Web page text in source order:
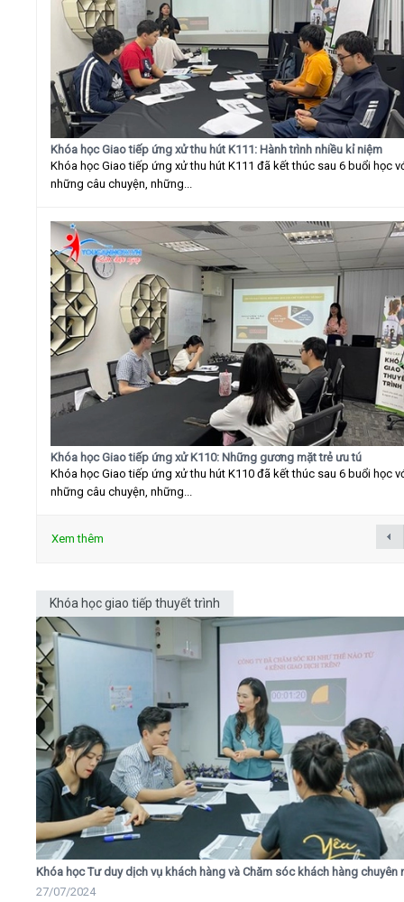
Khóa học Giao tiếp ứng xử thu hút K111: Hành trình nhiều kỉ niệm
Khóa học Giao tiếp ứng xử thu hút K111 đã kết thúc sau 6 buổi học
những câu chuyện, những...
Khóa học Giao tiếp ứng xử K110: Những gương mặt trẻ ưu tú
Khóa học Giao tiếp ứng xử thu hút K110 đã kết thúc sau 6 buổi học
những câu chuyện, những...
Xem thêm
Khóa học giao tiếp thuyết trình
Khóa học Tư duy dịch vụ khách hàng và Chăm sóc khách hàng chuyên
27/07/2024